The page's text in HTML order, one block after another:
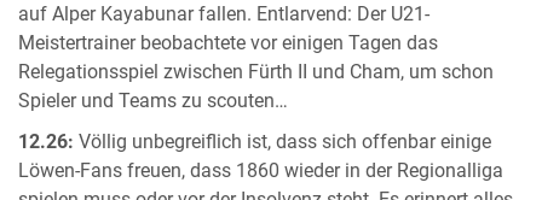
auf Alper Kayabunar fallen. Entlarvend: Der U21-
Meistertrainer beobachtete vor einigen Tagen das
Relegationsspiel zwischen Fürth II und Cham, um schon
Spieler und Teams zu scouten…
12.26: Völlig unbegreiflich ist, dass sich offenbar einige
Löwen-Fans freuen, dass 1860 wieder in der Regionalliga